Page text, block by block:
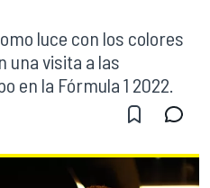
luce con los colores
una visita a las
en la Fórmula 1 2022.